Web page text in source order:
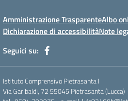
Amministrazione TrasparenteAlbo
Dichiarazione di accessibilitàNote
Seguici su:
Istituto Comprensivo Pietrasanta I
Via Garibaldi, 72 55045 Pietrasanta (Lucca)